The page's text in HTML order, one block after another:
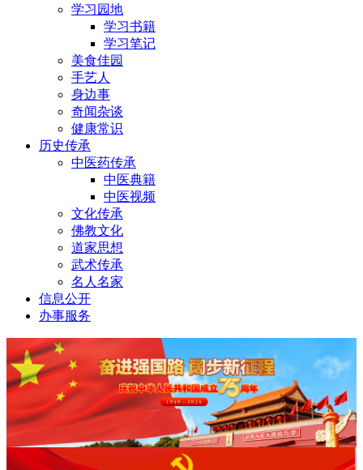
学习园地
学习书籍
学习笔记
美食佳园
手艺人
身边事
奇闻杂谈
健康常识
历史传承
中医药传承
中医典籍
中医视频
文化传承
佛教文化
道家思想
武术传承
名人名家
信息公开
办事服务